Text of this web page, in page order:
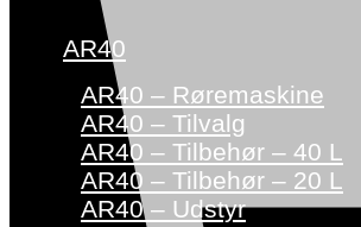
AR40
AR40 – Røremaskine
AR40 – Tilvalg
AR40 – Tilbehør – 40 L
AR40 – Tilbehør – 20 L
AR40 – Udstyr